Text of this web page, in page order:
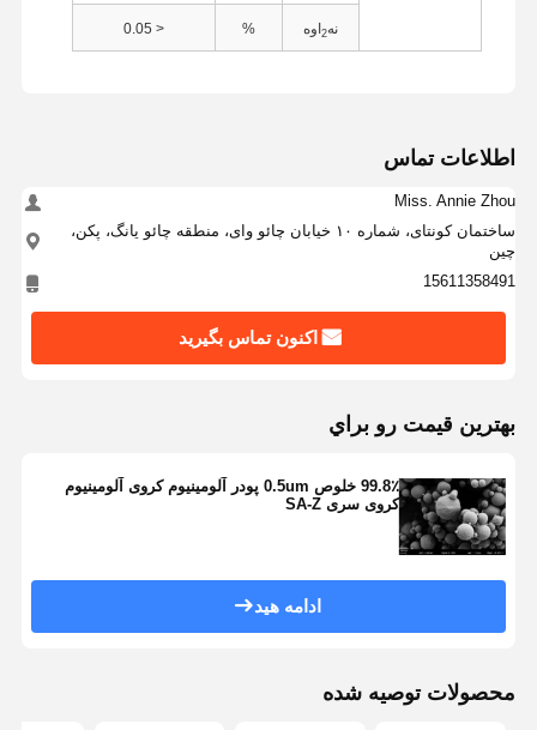
نه2اوه %
< 0.05
اطلاعات تماس
Miss. Annie Zhou
ساختمان کونتای، شماره ۱۰ خیابان چائو وای، منطقه چائو یانگ، پکن،
چین
15611358491
اکنون تماس بگیرید
بهترين قيمت رو براي
99.8٪ خلوص 0.5um پودر آلومینیوم کروی آلومینیوم
کروی سری SA-Z
ادامه هید
محصولات توصیه شده